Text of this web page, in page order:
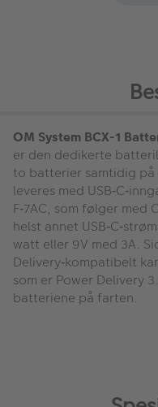
OM System BCX-1
er den dedikerte
to batterier samtidig
leveres med
F‑7AC, som følger med
helst annet
watt eller 9V med 3A.
Delivery‑kompatibelt
som er Power Delivery
batteriene på farten.